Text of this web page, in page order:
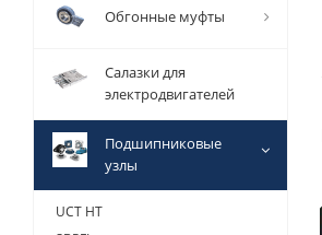
Обгонные муфты
Салазки для
электродвигателей
Подшипниковые
узлы
UCT HT